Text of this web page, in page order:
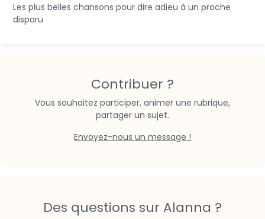
Les plus belles chansons pour dire adieu à un proche
disparu
Contribuer ?
Vous souhaitez participer, animer une rubrique,
partager un sujet.
Envoyez-nous un message !
Des questions sur Alanna ?